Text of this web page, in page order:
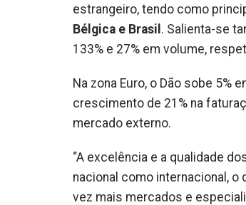
estrangeiro, tendo como
Bélgica e Brasil . Salienta-se
133% e 27% em volume,
Na zona Euro, o Dão sobe 5%
crescimento de 21% na
mercado externo.
“A excelência e a qualidade
nacional como internacional,
vez mais mercados e